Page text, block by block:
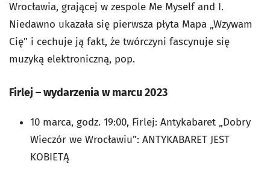
Wrocławia, grającej w zespole Me Myself and I.
Niedawno ukazała się pierwsza płyta Mapa „Wzywam
Cię” i cechuje ją fakt, że twórczyni fascynuje się
muzyką elektroniczną, pop.
Firlej – wydarzenia w marcu 2023
10 marca, godz. 19:00, Firlej: Antykabaret „Dobry
Wieczór we Wrocławiu”: ANTYKABARET JEST
KOBIETĄ